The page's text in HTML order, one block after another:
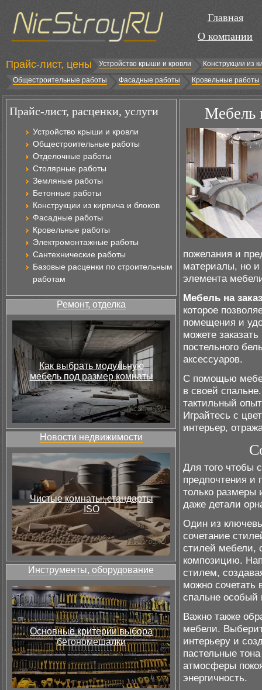
Главная
О компании
Прайс-лист, цены Устройство крыши и кровли
Конструкции из
Общестроительные работы
Фасадные работы Кровельные работы
Прайс-лист, расценки, услуги
Устройство крыши и кровли
Общестроительные работы
Отделочные работы
Столярные работы
Земляные работы
Бетонные работы
Конструкции из кирпича и блоков
Фасадные работы
Кровельные работы
Электромонтажные работы
Сантехнические работы
Базовые расценки по строительным
работам
Ремонт, отделка
Как выбрать модульную
мебель под размер комнаты
Новости недвижимости
Чистые комнаты: стандарты
ISO
Инструменты, оборудование
Основные критерии выбора
бетономешалки
Мебель
пожелания и
материалы, но и
элемента
Мебель на заказ
которое
помещения и
можете
постельного
аксессуаров.
С помощью
в своей
тактильный
Играйтесь с
интерьер,
Для того чтобы
предпочтения и
только размеры
даже детали
Один из
сочетание
стилей мебели,
композицию.
стилем,
можно
спальне
Важно также
мебели.
интерьеру и
пастельные
атмосферы
энергичность.